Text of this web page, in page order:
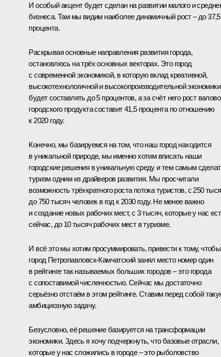
И особый акцент будет сделан на развитии малого и
бизнеса. Там мы видим наиболее динамичный рост – до 37,5
процента.
Раскрывая основные направления развития города,
остановлюсь на трёх основных векторах. Это город
с современной экономикой, в которую вклад креативной,
высокотехнологичной и высокопроизводительной экономики
будет составлять до 5 процентов, а за счёт него рост
городского продукта составит 41,5 процента по отношению
к 2020 году.
Конечно, мы базируемся на том, что наш город находится
в уникальной природе, мы именно хотим вписать наши
городские решения в уникальную среду и тем самым
туризм одним из драйверов развития. Мы просчитали
возможность трёхкратного роста потока туристов, с 250
до 750 тысяч человек в год к 2030 году. Не менее важно
и создание новых рабочих мест, с 3 тысяч, которые у нас
сейчас, до 10 тысяч рабочих мест в туризме.
И всё это мы хотим просуммировать, привести к тому, чтобы
город Петропавловск-Камчатский занял место номер один
в рейтинге так называемых больших городов – это города
с сопоставимой численностью. Сейчас мы достаточно
серьёзно отстаём в этом рейтинге. Ставим перед собой
амбициозную задачу.
Безусловно, её решение базируется на трансформации
экономики. Здесь я хочу подчеркнуть, что базовые отрасли,
которые у нас сложились в городе – это рыболовство